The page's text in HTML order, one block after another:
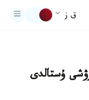
ق ز
ۇستالدى